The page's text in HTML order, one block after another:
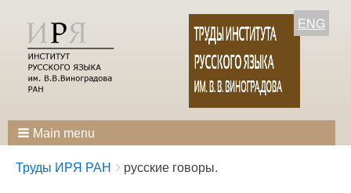
ENG
Main menu
Breadcrumbs
You
Труды ИРЯ РАН русские говоры.